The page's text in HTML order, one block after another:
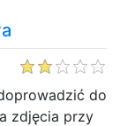
do
zdjęcia przy